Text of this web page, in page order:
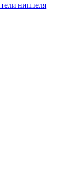
ниппеля,